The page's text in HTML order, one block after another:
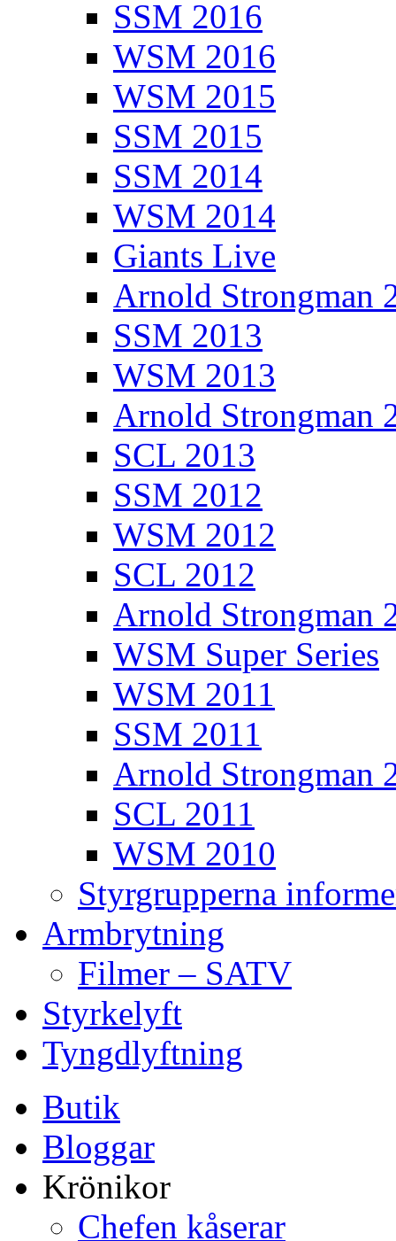
SSM 2016
WSM 2016
WSM 2015
SSM 2015
SSM 2014
WSM 2014
Giants Live
Arnold Strongman
SSM 2013
WSM 2013
Arnold Strongman
SCL 2013
SSM 2012
WSM 2012
SCL 2012
Arnold Strongman
WSM Super Series
WSM 2011
SSM 2011
Arnold Strongman
SCL 2011
WSM 2010
Styrgrupperna
Armbrytning
Filmer – SATV
Styrkelyft
Tyngdlyftning
Butik
Bloggar
Krönikor
Chefen kåserar